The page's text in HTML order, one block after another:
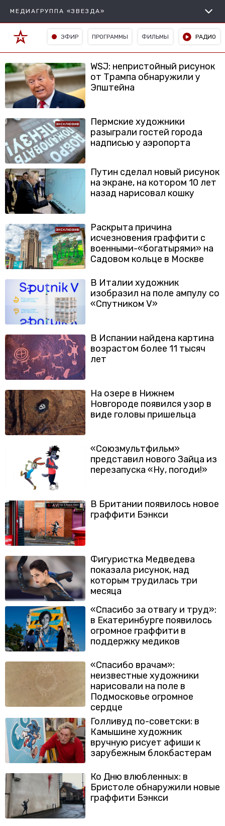
МЕДИАГРУППА «ЗВЕЗДА»
ЭФИР ПРОГРАММЫ ФИЛЬМЫ РАДИО
WSJ: непристойный рисунок
от Трампа обнаружили у
Эпштейна
Пермские художники
разыграли гостей города
надписью у аэропорта
Путин сделал новый рисунок
на экране, на котором 10 лет
назад нарисовал кошку
Раскрыта причина
исчезновения граффити с
военными-«богатырями» на
Садовом кольце в Москве
В Италии художник
изобразил на поле ампулу со
«Спутником V»
В Испании найдена картина
возрастом более 11 тысяч
лет
На озере в Нижнем
Новгороде появился узор в
виде головы пришельца
«Союзмультфильм»
представил нового Зайца из
перезапуска «Ну, погоди!»
В Британии появилось новое
граффити Бэнкси
Фигуристка Медведева
показала рисунок, над
которым трудилась три
месяца
«Спасибо за отвагу и труд»:
в Екатеринбурге появилось
огромное граффити в
поддержку медиков
«Спасибо врачам»:
неизвестные художники
нарисовали на поле в
Подмосковье огромное
сердце
Голливуд по-советски: в
Камышине художник
вручную рисует афиши к
зарубежным блокбастерам
Ко Дню влюбленных: в
Бристоле обнаружили новые
граффити Бэнкси